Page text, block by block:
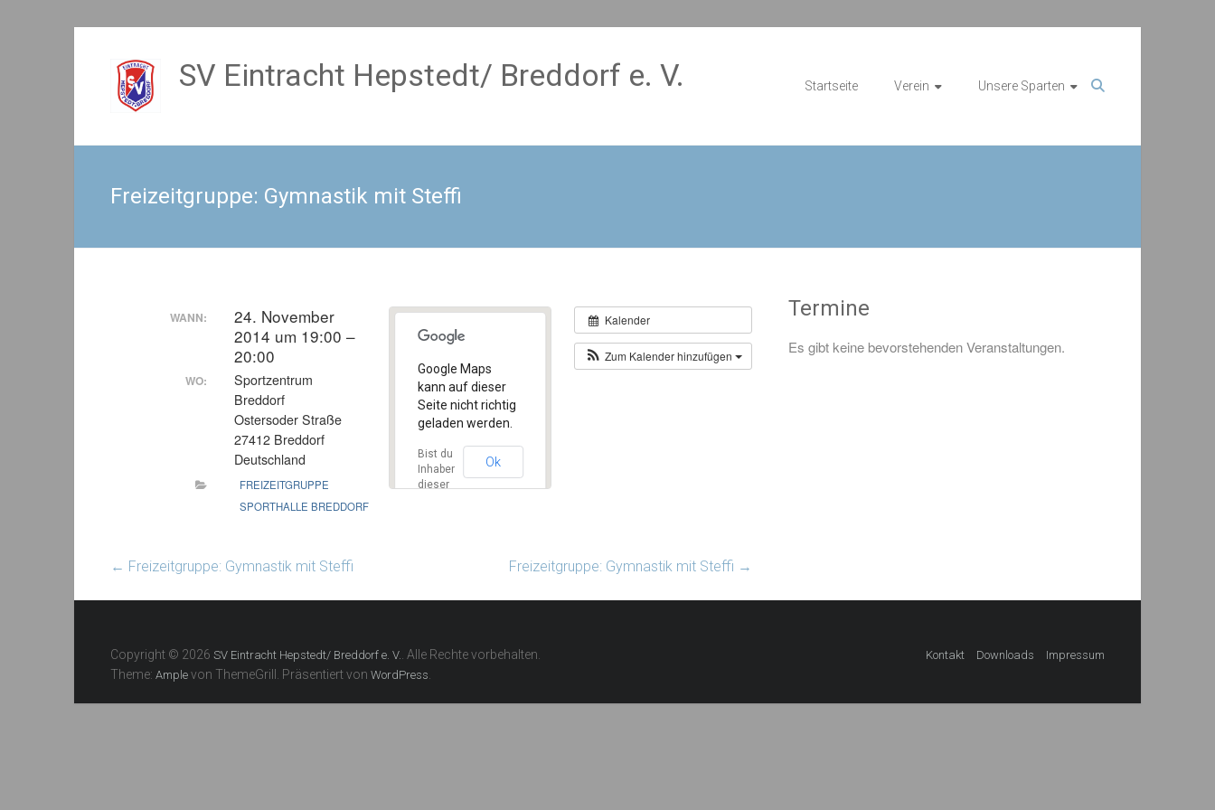
springen
SV Eintracht Hepstedt/ Breddorf e. V. Startseite Verein Unsere Sparten
Freizeitgruppe: Gymnastik mit Steffi
Kalender
Zum Kalender hinzufügen
Google Maps
kann auf dieser
Seite nicht richtig
geladen werden.
Bist du
Inhaber
dieser
Ok
WANN:
24. November
2014 um 19:00 –
20:00
WO:
Sportzentrum
Breddorf
Ostersoder Straße
27412 Breddorf
Deutschland
FREIZEITGRUPPE
SPORTHALLE BREDDORF
← Freizeitgruppe: Gymnastik mit Steffi Freizeitgruppe: Gymnastik mit Steffi →
Termine
Es gibt keine bevorstehenden Veranstaltungen.
Copyright © 2026 SV Eintracht Hepstedt/ Breddorf e. V. . Alle Rechte vorbehalten.
Theme: Ample von ThemeGrill. Präsentiert von WordPress
Kontakt Downloads Impressum